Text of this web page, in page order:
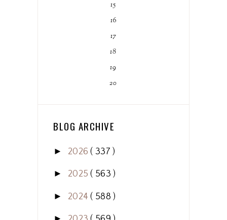
15
16
17
18
19
20
BLOG ARCHIVE
► 2026( 337 )
► 2025( 563 )
► 2024( 588 )